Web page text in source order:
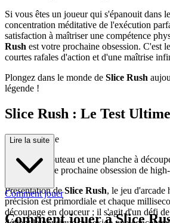
Si vous êtes un joueur qui s'épanouit dans
concentration méditative de l'exécution
satisfaction à maîtriser une compétence
Rush est votre prochaine obsession. C'est
courtes rafales d'action et d'une maîtrise
Plongez dans le monde de Slice Rush
légende !
Slice Rush : Le Test
rité en Cuisine
Un simple couteau et une planche à
scène de votre prochaine obsession de
Présentation deSlice Rush, le jeu d'arcade
précision est primordiale et chaque
découpage en douceur ; il s'agit d'un défi
Lire la suite
Comment jouer
Comment jouer à Slice